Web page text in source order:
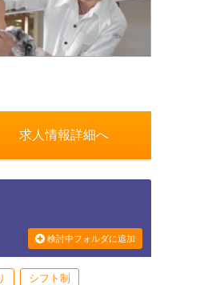
求人情報詳細へ
検討中フォルダに追加
シフト制